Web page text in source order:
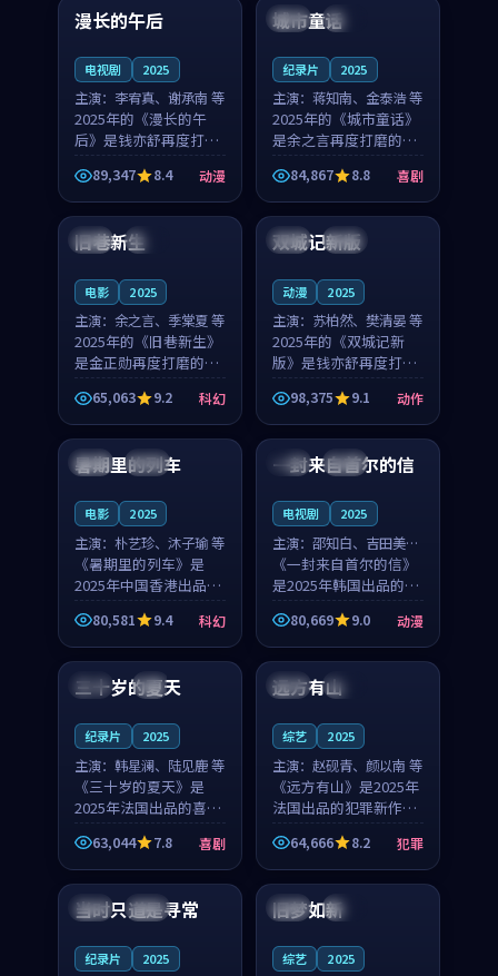
中国 高分
漫长的午后
电视剧 2025
主演： 李宥真、谢承南 等
2025年的《漫长的午
后》是钱亦舒再度打磨
的动漫佳作。中国大陆
的取景与海岛日常的氛
围相互成就，李宥真与
谢承南的对手戏自然克
制，让整部影片在悬念
89,347 8.4 动漫
美国 院线
城市童话
纪录片 2025
主演： 蒋知南、金泰浩 等
2025年的《城市童话》
是余之言再度打磨的喜
剧佳作。美国的取景与
历史战争的氛围相互成
就，蒋知南与金泰浩的
对手戏自然克制，让整
部影片在悬念与温度
84,867 8.8 喜剧
英国 完结
旧巷新生
电影 2025
主演： 余之言、季棠夏 等
2025年的《旧巷新生》
是金正勋再度打磨的科
幻佳作。英国的取景与
雨夜物语的氛围相互成
就，余之言与季棠夏的
对手戏自然克制，让整
部影片在悬念与温度
65,063 9.2 科幻
中国 独播
双城记新版
动漫 2025
主演： 苏柏然、樊清晏 等
2025年的《双城记新
版》是钱亦舒再度打磨
的动作佳作。中国大陆
的取景与沙漠探险的氛
围相互成就，苏柏然与
樊清晏的对手戏自然克
制，让整部影片在悬念
98,375 9.1 动作
中国 杜比
暑期里的列车
电影 2025
主演： 朴艺珍、沐子瑜 等
《暑期里的列车》是
2025年中国香港出品的
科幻新作，主创团队希
望用城市夜归人的故事
让观众停下来想一想。
朴艺珍领衔，沐子瑜担
任重要角色，郑书延的
80,581 9.4 科幻
韩国 热播
一封来自首尔的信
电视剧 2025
主演： 邵知白、吉田美琴
等
《一封来自首尔的信》
是2025年韩国出品的动
漫新作，主创团队希望
用高考往事的故事让观
众停下来想一想。邵知
重要角色，谢承南的
80,669 9.0 动漫
法国 4K
三十岁的夏天
纪录片 2025
主演： 韩星澜、陆见鹿 等
《三十岁的夏天》是
2025年法国出品的喜剧
新作，主创团队希望用
深夜电台的故事让观众
停下来想一想。韩星澜
角色，山田纯一的叙事
63,044 7.8 喜剧
法国 独播
远方有山
综艺 2025
主演： 赵砚青、颜以南 等
《远方有山》是2025年
法国出品的犯罪新作，
主创团队希望用高校追
梦的故事让观众停下来
想一想。赵砚青领衔，
颜以南担任重要角色，
山田纯一的叙事节奏
64,666 8.2 犯罪
泰国 杜比
当时只道是寻常
纪录片 2025
中国 高分
旧梦如新
综艺 2025